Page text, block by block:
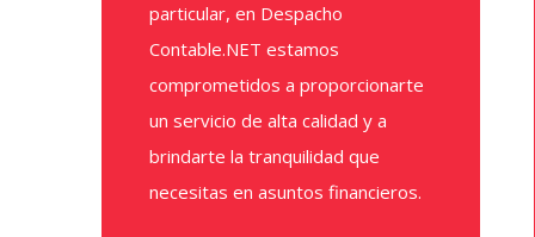
particular, en Despacho
Contable.NET estamos
comprometidos a proporcionarte
un servicio de alta calidad y a
brindarte la tranquilidad que
necesitas en asuntos financieros.